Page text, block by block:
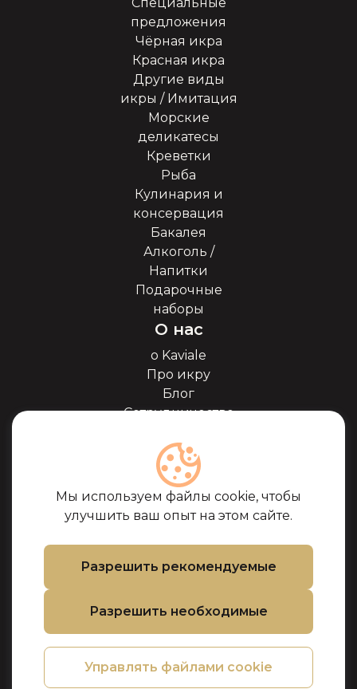
Мы используем файлы cookie, чтобы
улучшить ваш опыт на этом сайте.
Разрешить рекомендуемые
Разрешить необходимые
Управлять файлами cookie
предложения
Чёрная икра
Красная икра
Другие виды
икры / Имитация
Морские
деликатесы
Креветки
Рыба
Кулинария и
консервация
Бакалея
Алкоголь /
Напитки
Подарочные
наборы
О нас
о Kaviale
Про икру
Блог
Сотрудничество
Сертификаты
Часто задоваемые
вопросы
Поддержка
Политика
файлов cookie
Политика
конфиденциальности
Политика